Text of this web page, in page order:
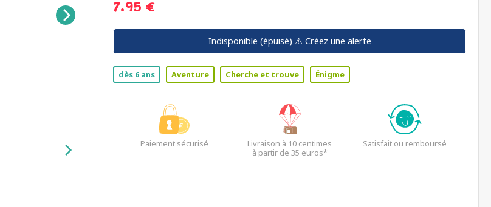
7.95 €
Indisponible (épuisé) ⚠️ Créez une alerte
dès 6 ans Aventure Cherche et trouve Énigme
Paiement sécurisé
Livraison à 10 centimes
à partir de 35 euros*
Satisfait ou remboursé